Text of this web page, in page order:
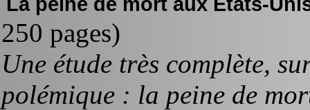
250 pages)
Une étude très complète,
polémique : la peine de